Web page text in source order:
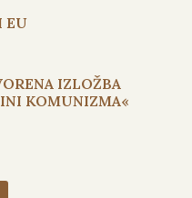
EU
IZLOŽBA
KOMUNIZMA«